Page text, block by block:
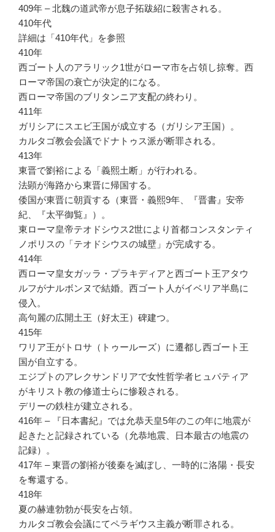
409年 – 北魏の道武帝が息子拓跋紹に殺害される。
410年代
詳細は「410年代」を参照
410年
西ゴート人のアラリック1世がローマ市を占領し掠奪。西
ローマ帝国の衰亡が決定的になる。
西ローマ帝国のブリタンニア支配の終わり。
411年
ガリシアにスエビ王国が成立する（ガリシア王国）。
カルタゴ教会会議でドナトゥス派が断罪される。
413年
東晋で劉裕による「義熙土断」が行われる。
法顕が海路から東晋に帰国する。
倭国が東晋に朝貢する（東晋・義熙9年、『晋書』安帝
紀、『太平御覧』）。
東ローマ皇帝テオドシウス2世により首都コンスタンティ
ノポリスの「テオドシウスの城壁」が完成する。
414年
西ローマ皇女ガッラ・プラキディアと西ゴート王アタウ
ルフがナルボンヌで結婚。西ゴート人がイベリア半島に
侵入。
高句麗の広開土王（好太王）碑建つ。
415年
ワリア王がトロサ（トゥールーズ）に遷都し西ゴート王
国が自立する。
エジプトのアレクサンドリアで女性哲学者ヒュパティア
がキリスト教の修道士らに惨殺される。
デリーの鉄柱が建立される。
416年 – 『日本書紀』では允恭天皇5年のこの年に地震が
起きたと記録されている（允恭地震、日本最古の地震の
記録）。
417年 – 東晋の劉裕が後秦を滅ぼし、一時的に洛陽・長安
を奪還する。
418年
夏の赫連勃勃が長安を占領。
カルタゴ教会会議にてペラギウス主義が断罪される。